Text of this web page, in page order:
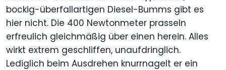
bockig-überfallartigen Diesel-Bumms gibt es
hier nicht. Die 400 Newtonmeter prasseln
erfreulich gleichmäßig über einen herein. Alles
wirkt extrem geschliffen, unaufdringlich.
Lediglich beim Ausdrehen knurrnagelt er ein